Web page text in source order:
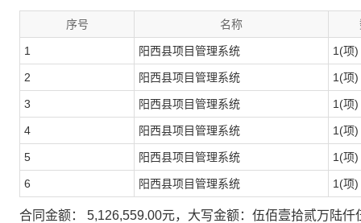
序号 名称
1 阳西县项目管理系统 1(项)
2 阳西县项目管理系统 1(项)
3 阳西县项目管理系统 1(项)
4 阳西县项目管理系统 1(项)
5 阳西县项目管理系统 1(项)
6 阳西县项目管理系统 1(项)
合同金额： 5,126,559.00元，大写金额：伍佰壹拾贰万陆仟